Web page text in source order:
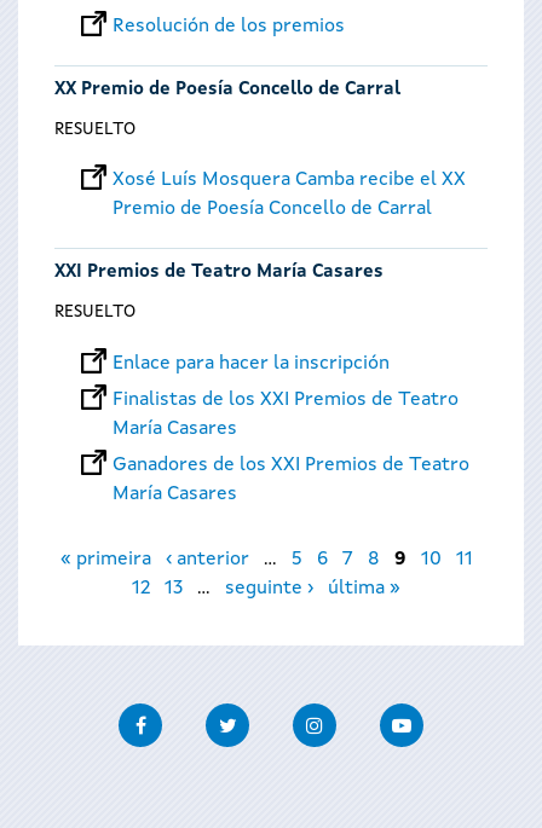
Resolución de los premios
XX Premio de Poesía Concello de Carral
RESUELTO
Xosé Luís Mosquera Camba recibe el XX
Premio de Poesía Concello de Carral
XXI Premios de Teatro María Casares
RESUELTO
Enlace para hacer la inscripción
Finalistas de los XXI Premios de Teatro
María Casares
Ganadores de los XXI Premios de Teatro
María Casares
Páginas
« primeira ‹ anterior … 5 6 7 8 9 10
11
12
13 … seguinte › última »
FacebookTwitter InstagramYoutube